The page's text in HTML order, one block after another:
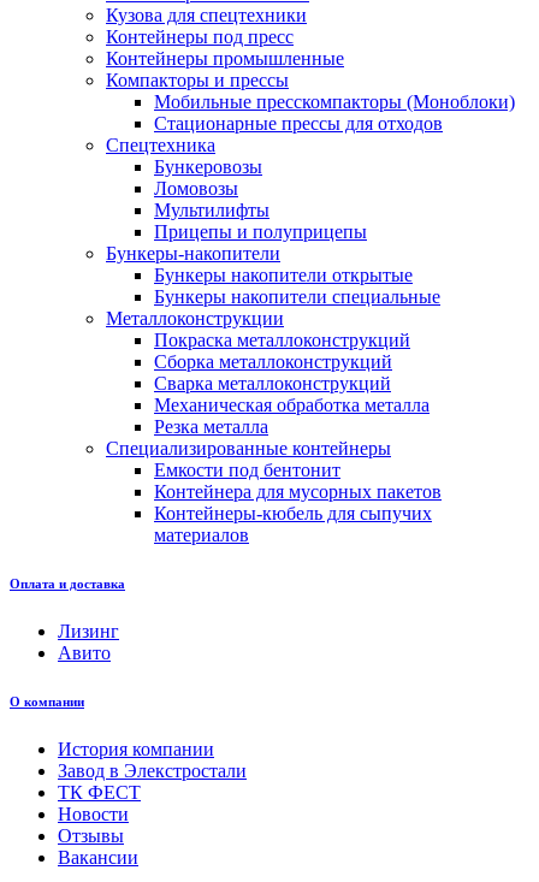
Кузова для спецтехники
Контейнеры под пресс
Контейнеры промышленные
Компакторы и прессы
Мобильные пресскомпакторы (Моноблоки)
Стационарные прессы для отходов
Спецтехника
Бункеровозы
Ломовозы
Мультилифты
Прицепы и полуприцепы
Бункеры-накопители
Бункеры накопители открытые
Бункеры накопители специальные
Металлоконструкции
Покраска металлоконструкций
Сборка металлоконструкций
Сварка металлоконструкций
Механическая обработка металла
Резка металла
Специализированные контейнеры
Емкости под бентонит
Контейнера для мусорных пакетов
Контейнеры-кюбель для сыпучих
материалов
Оплата и доставка
Лизинг
Авито
О компании
История компании
Завод в Элекстростали
ТК ФЕСТ
Новости
Отзывы
Вакансии